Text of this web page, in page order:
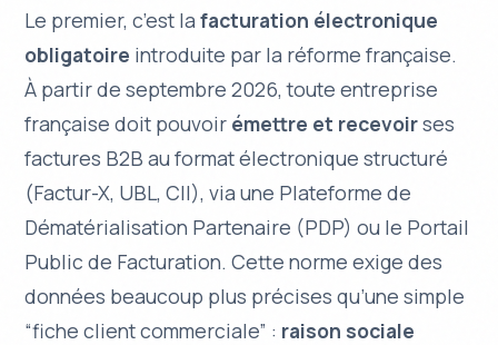
Le premier, c’est lafacturation électronique
obligatoire introduite par la réforme française.
À partir de septembre 2026, toute entreprise
française doit pouvoir émettre et recevoirses
factures B2B au format électronique structuré
(Factur-X, UBL, CII), via une Plateforme de
Dématérialisation Partenaire (PDP) ou le Portail
Public de Facturation. Cette norme exige des
données beaucoup plus précises qu’une simple
“fiche client commerciale” : raison sociale